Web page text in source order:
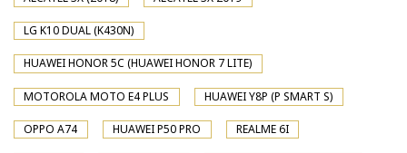
LG K10 DUAL (K430N)
HUAWEI HONOR 5C (HUAWEI HONOR 7 LITE)
MOTOROLA MOTO E4 PLUS HUAWEI Y8P (P SMART S)
OPPO A74 HUAWEI P50 PRO REALME 6I